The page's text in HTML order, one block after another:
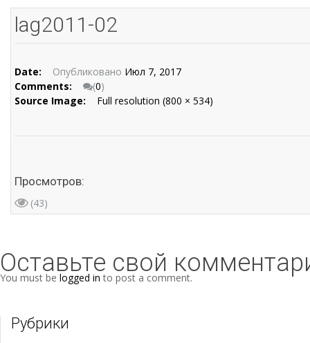
lag2011-02
Date: Опубликовано Июл 7, 2017
Comments:
(0)
Source Image:
Full resolution (800 × 534)
Просмотров:
(43)
Оставьте свой
You must be logged in to post a comment.
Рубрики